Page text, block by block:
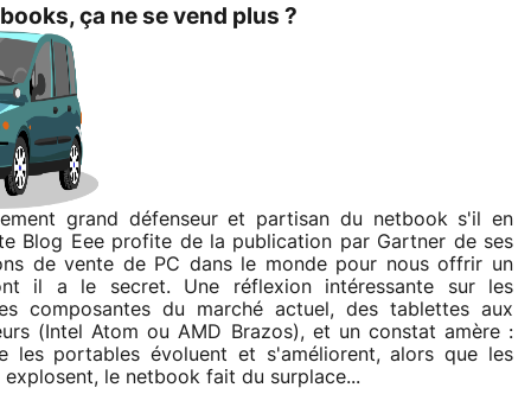
ça ne se vend plus ?
grand défenseur et partisan du netbook s'il en
Blog Eee profite de la publication par Gartner de ses
de vente de PC dans le monde pour nous offrir un
il a le secret. Une réflexion intéressante sur les
composantes du marché actuel, des tablettes aux
(Intel Atom ou AMD Brazos), et un constat amère :
les portables évoluent et s'améliorent, alors que les
le netbook fait du surplace...